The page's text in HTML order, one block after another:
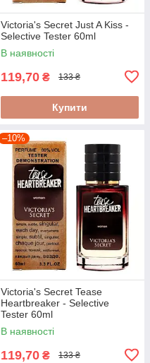
Victoria's Secret Just A Kiss -
Selective Tester 60ml
В наявності
119,70 ₴ 133 ₴
Купити
–10%
Victoria's Secret Tease
Heartbreaker - Selective
Tester 60ml
В наявності
119,70 ₴ 133 ₴